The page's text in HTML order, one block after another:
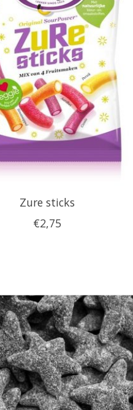
Zure sticks
€2,75